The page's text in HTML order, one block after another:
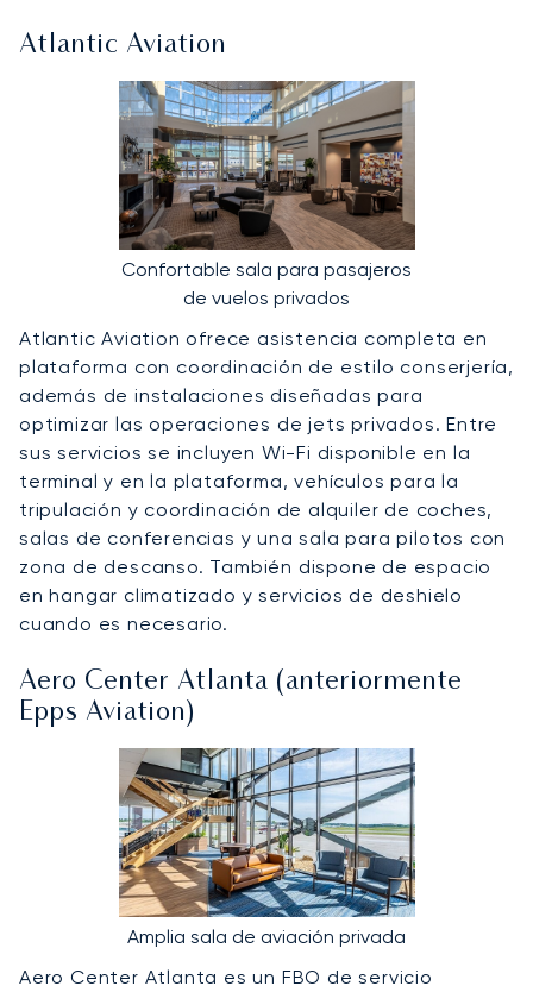
Atlantic Aviation
Confortable sala para pasajeros
de vuelos privados
Atlantic Aviation ofrece asistencia completa en
plataforma con coordinación de estilo conserjería,
además de instalaciones diseñadas para
optimizar las operaciones de jets privados. Entre
sus servicios se incluyen Wi-Fi disponible en la
terminal y en la plataforma, vehículos para la
tripulación y coordinación de alquiler de coches,
salas de conferencias y una sala para pilotos con
zona de descanso. También dispone de espacio
en hangar climatizado y servicios de deshielo
cuando es necesario.
Aero Center Atlanta (anteriormente
Epps Aviation)
Amplia sala de aviación privada
Aero Center Atlanta es un FBO de servicio